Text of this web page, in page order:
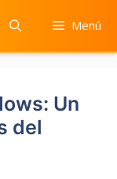
Menú
Un
del